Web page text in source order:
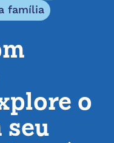
família
o
seu